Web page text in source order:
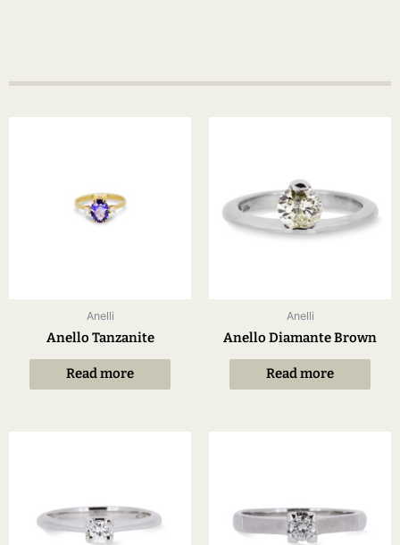
Anelli
Anello Tanzanite
Read more
Anelli
Anello Diamante Brown
Read more